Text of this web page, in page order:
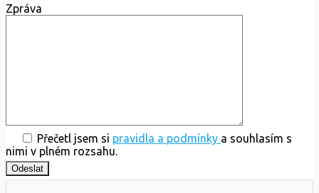
Zpráva
Přečetl jsem si pravidla a podmínky a souhlasím s
nimi v plném rozsahu.